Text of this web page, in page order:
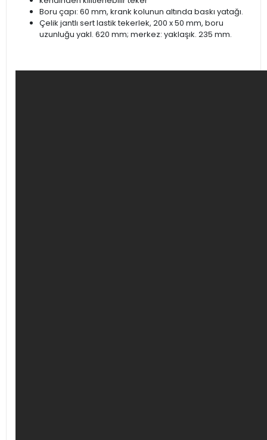
Boru çapı: 60 mm, krank kolunun altında baskı yatağı.
Çelik jantlı sert lastik tekerlek, 200 x 50 mm, boru
uzunluğu yakl. 620 mm; merkez: yaklaşık. 235 mm.